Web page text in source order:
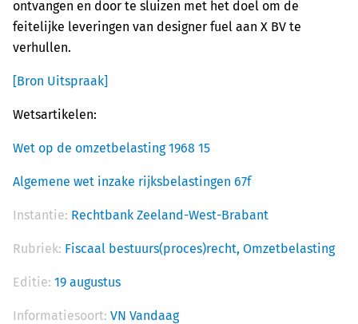
ontvangen en door te sluizen met het doel om de
feitelijke leveringen van designer fuel aan X BV te
verhullen.
[Bron Uitspraak]
Wetsartikelen:
Wet op de omzetbelasting 1968 15
Algemene wet inzake rijksbelastingen 67f
Instantie: Rechtbank Zeeland-West-Brabant
Rubriek: Fiscaal bestuurs(proces)recht, Omzetbelasting
Editie: 19 augustus
Informatiesoort: VN Vandaag